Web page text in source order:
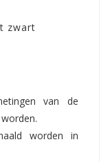
zwart
van de
worden in